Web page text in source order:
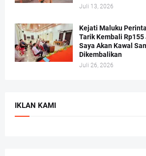
Juli 13, 2026
Kejati Maluku
Tarik Kembali
Saya Akan Kawal
Dikembalikan
Juli 26, 2026
IKLAN KAMI